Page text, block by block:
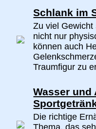
Schlank im
Zu viel
nicht nur
können auch
Traumfigur zu
Wasser
Die richtige
Thema, das